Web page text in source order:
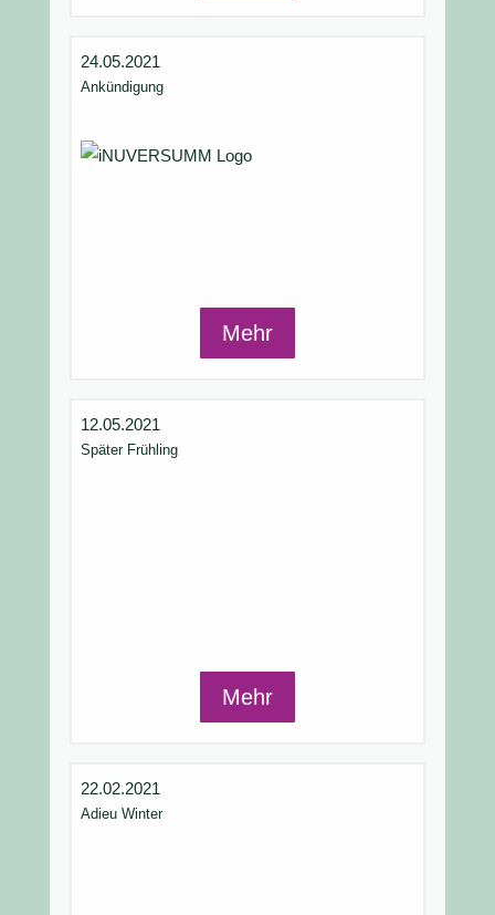
24.05.2021
Ankündigung
Mehr
12.05.2021
Später Frühling
Mehr
22.02.2021
Adieu Winter